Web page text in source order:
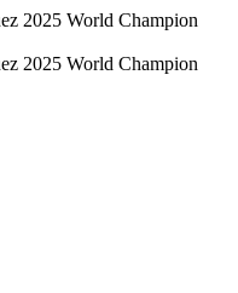
2025 World Champion
2025 World Champion